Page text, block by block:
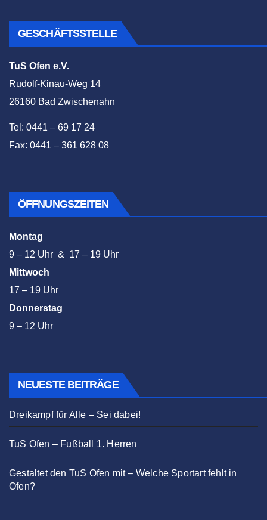
GESCHÄFTSSTELLE
TuS Ofen e.V.
Rudolf-Kinau-Weg 14
26160 Bad Zwischenahn
Tel: 0441 – 69 17 24
Fax: 0441 – 361 628 08
ÖFFNUNGSZEITEN
Montag
9 – 12 Uhr & 17 – 19 Uhr
Mittwoch
17 – 19 Uhr
Donnerstag
9 – 12 Uhr
NEUESTE BEITRÄGE
Dreikampf für Alle – Sei dabei!
TuS Ofen – Fußball 1. Herren
Gestaltet den TuS Ofen mit – Welche Sportart fehlt in
Ofen?